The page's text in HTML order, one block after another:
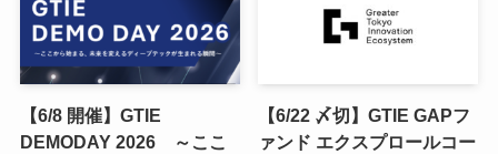
【6/8 開催】GTIE
DEMODAY 2026 ～ここ
【6/22 〆切】GTIE GAPフ
ァンド エクスプロールコー